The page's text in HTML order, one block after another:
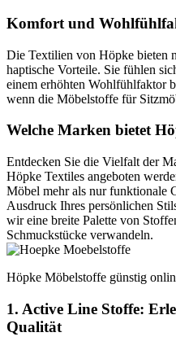
Komfort und
Die Textilien von Höpke bieten
haptische Vorteile. Sie fühlen
einem erhöhten Wohlfühlfaktor
wenn die Möbelstoffe für
Welche Marken bietet
Entdecken Sie die Vielfalt der
Höpke Textiles angeboten
Möbel mehr als nur funktionale
Ausdruck Ihres persönlichen
wir eine breite Palette von
Schmuckstücke verwandeln.
Höpke Möbelstoffe günstig
1. Active Line Stoffe:
Qualität